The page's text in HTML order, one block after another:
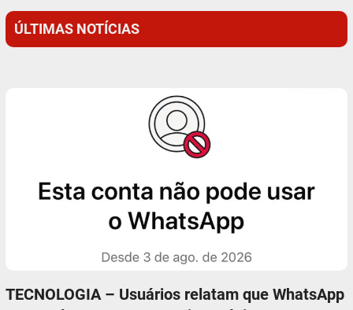
ÚLTIMAS NOTÍCIAS
TECNOLOGIA – Usuários relatam que WhatsApp